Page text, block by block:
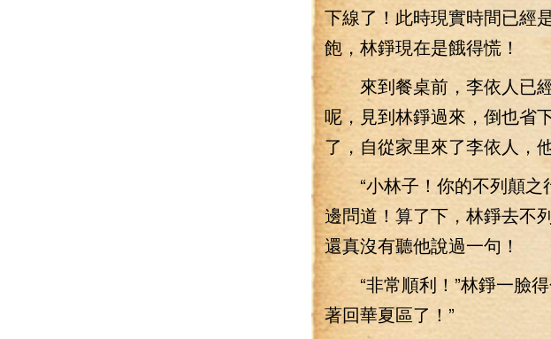
下線了！此時現實時間已經
飽，林錚現在是餓得慌！
來到餐桌前，李依人已經
呢，見到林錚過來，倒也省
了，自從家里來了李依人，
“小林子！你的不列顛之
邊問道！算了下，林錚去不
還真沒有聽他說過一句！
“非常順利！”林錚一臉得
著回華夏區了！”